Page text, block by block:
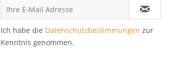
Ich habe die Datenschutzbestimmungen zur
Kenntnis genommen.